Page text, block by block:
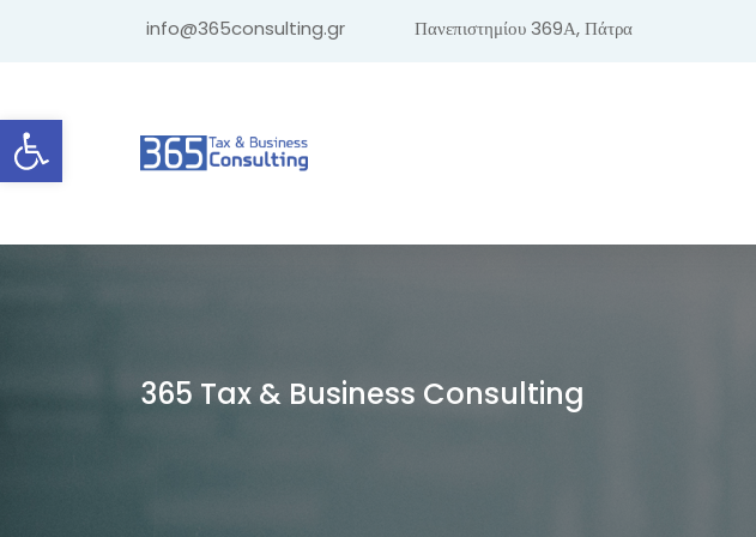
Ανοίξτε τη γραμμή εργαλείων
info@365consulting.gr Πανεπιστημίου 369Α, Πάτρα
365 Tax & Business Consulting